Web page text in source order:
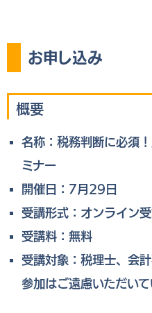
お申し込み
概要
名称：税務判断に必須
ミナー
開催日：7月29日
受講形式：オンライン
受講料：無料
受講対象：税理士、会
参加はご遠慮いただいて